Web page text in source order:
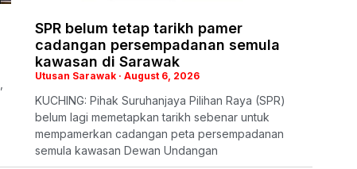
SPR belum tetap tarikh pamer
cadangan persempadanan semula
kawasan di Sarawak
Utusan Sarawak August 6, 2026
KUCHING: Pihak Suruhanjaya Pilihan Raya (SPR)
belum lagi memetapkan tarikh sebenar untuk
mempamerkan cadangan peta persempadanan
semula kawasan Dewan Undangan